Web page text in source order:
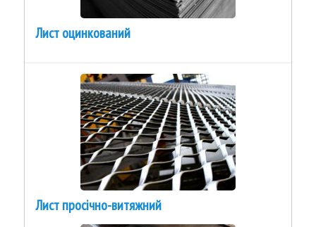
Лист оцинкований
Лист просічно-витяжний